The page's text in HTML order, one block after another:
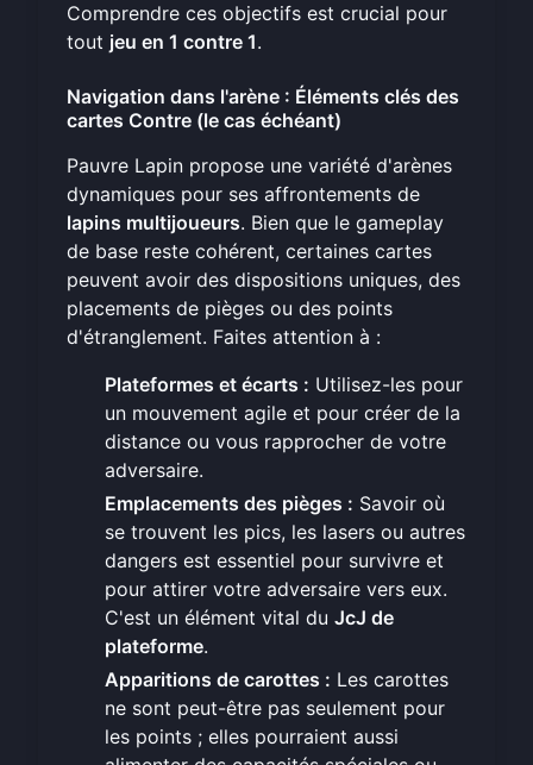
Comprendre ces objectifs est crucial pour
tout jeu en 1 contre 1.
Navigation dans l'arène : Éléments clés des
cartes Contre (le cas échéant)
Pauvre Lapin propose une variété d'arènes
dynamiques pour ses affrontements de
lapins multijoueurs. Bien que le gameplay
de base reste cohérent, certaines cartes
peuvent avoir des dispositions uniques, des
placements de pièges ou des points
d'étranglement. Faites attention à :
Plateformes et écarts : Utilisez-les pour
un mouvement agile et pour créer de la
distance ou vous rapprocher de votre
adversaire.
Emplacements des pièges : Savoir où
se trouvent les pics, les lasers ou autres
dangers est essentiel pour survivre et
pour attirer votre adversaire vers eux.
C'est un élément vital du JcJ de
plateforme.
Apparitions de carottes : Les carottes
ne sont peut-être pas seulement pour
les points ; elles pourraient aussi